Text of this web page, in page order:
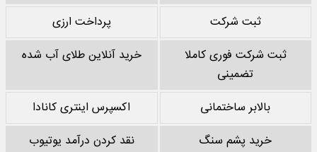
ثبت شرکت
پرداخت ارزی
ثبت شرکت فوری کاملا
تضمینی
خرید آنلاین طلای آب شده
بالابر ساختمانی
اکسپرس اینتری کانادا
خرید پشم سنگ
نقد کردن درآمد یوتیوب